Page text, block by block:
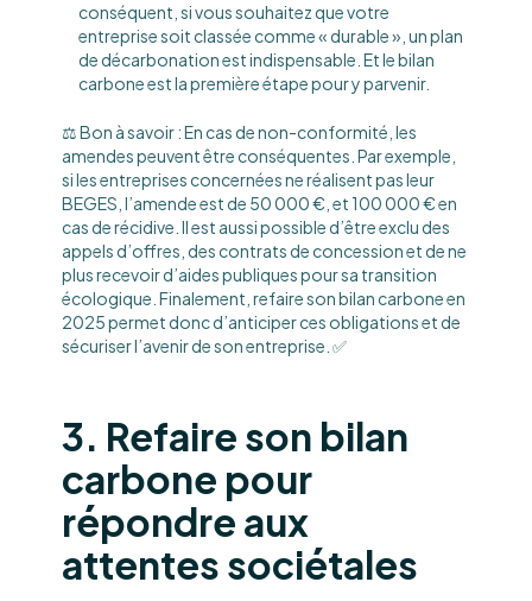
conséquent, si vous souhaitez que votre
entreprise soit classée comme « durable », un plan
de décarbonation est indispensable. Et le bilan
carbone est la première étape pour y parvenir.
⚖️ Bon à savoir : En cas de non-conformité, les
amendes peuvent être conséquentes. Par exemple,
si les entreprises concernées ne réalisent pas leur
BEGES, l’amende est de 50 000 €, et 100 000 € en
cas de récidive. Il est aussi possible d’être exclu des
appels d’offres, des contrats de concession et de ne
plus recevoir d’aides publiques pour sa transition
écologique. Finalement, refaire son bilan carbone en
2025 permet donc d’anticiper ces obligations et de
sécuriser l’avenir de son entreprise. ✅
3. Refaire son bilan
carbone pour
répondre aux
attentes sociétales